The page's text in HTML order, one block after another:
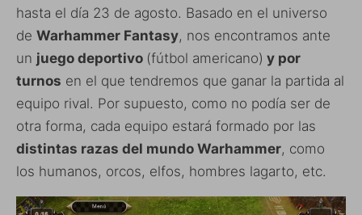
hasta el día 23 de agosto. Basado en el universo
de Warhammer Fantasy, nos encontramos ante
un juego deportivo (fútbol americano) y por
turnos en el que tendremos que ganar la partida al
equipo rival. Por supuesto, como no podía ser de
otra forma, cada equipo estará formado por las
distintas razas del mundo Warhammer, como
los humanos, orcos, elfos, hombres lagarto, etc.